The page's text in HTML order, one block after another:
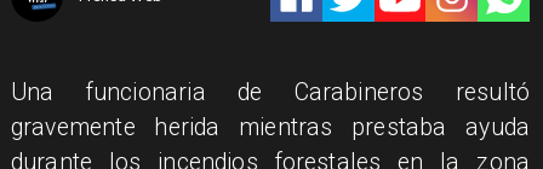
Una funcionaria de Carabineros resultó
gravemente herida mientras prestaba ayuda
durante los incendios forestales en la zona